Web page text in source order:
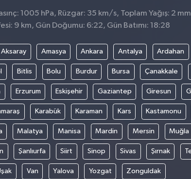
1005 hPa, Rüzgar: 35 km/s, Toplam Yağış: 2
9 km, Gün Doğumu: 6:22, Gün Batımı: 18:28
Aksaray Amasya Ankara Antalya Ardahan
Bitlis Bolu Burdur Bursa Çanakkale
Erzurum Eskişehir Gaziantep Giresun
Karabük Karaman Kars Kastamonu
Malatya Manisa Mardin Mersin Muğla
Şanlıurfa Siirt Sinop Sivas Şırnak
Van Yalova Yozgat Zonguldak